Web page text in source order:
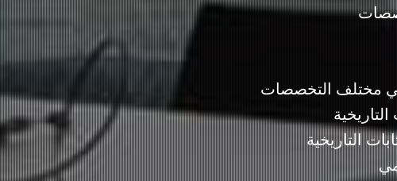
في مختلف التخصصات
التاريخية